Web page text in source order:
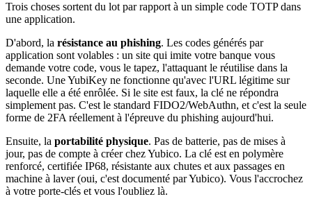
Trois choses sortent du lot par rapport à un simple code TOTP dans
une application.
D'abord, la résistance au phishing. Les codes générés par
application sont volables : un site qui imite votre banque vous
demande votre code, vous le tapez, l'attaquant le réutilise dans la
seconde. Une YubiKey ne fonctionne qu'avec l'URL légitime sur
laquelle elle a été enrôlée. Si le site est faux, la clé ne répondra
simplement pas. C'est le standard FIDO2/WebAuthn, et c'est la seule
forme de 2FA réellement à l'épreuve du phishing aujourd'hui.
Ensuite, la portabilité physique. Pas de batterie, pas de mises à
jour, pas de compte à créer chez Yubico. La clé est en polymère
renforcé, certifiée IP68, résistante aux chutes et aux passages en
machine à laver (oui, c'est documenté par Yubico). Vous l'accrochez
à votre porte-clés et vous l'oubliez là.